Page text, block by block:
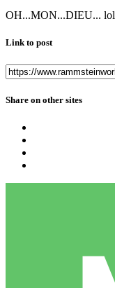
OH...MON...DIEU... lol
Link to post
Share on other sites